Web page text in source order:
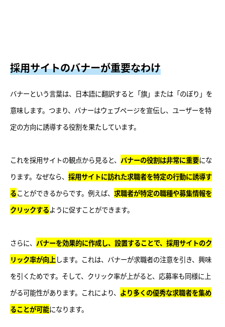
採用サイトのバナーが重要なわけ
バナーという言葉は、日本語に翻訳すると「旗」または「のぼり」を
意味します。つまり、バナーはウェブページを宣伝し、ユーザーを特
定の方向に誘導する役割を果たしています。
これを採用サイトの観点から見ると、 バナーの役割は非常に重要にな
ります。なぜなら、 採用サイトに訪れた求職者を特定の行動に誘導す
ることができるからです。例えば、 求職者が特定の職種や募集情報を
クリックするように促すことができます。
さらに、 バナーを効果的に作成し、設置することで、採用サイトのク
リック率が向上 します。これは、バナーが求職者の注意を引き、興味
を引くためです。そして、クリック率が上がると、応募率も同様に上
がる可能性があります。これにより、 より多くの優秀な求職者を集め
ることが可能になります。